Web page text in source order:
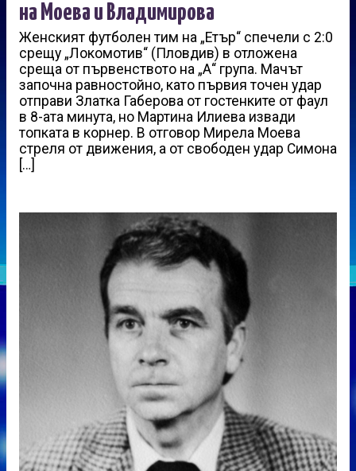
на Моева и Владимирова
Женският футболен тим на „Етър“ спечели с 2:0
срещу „Локомотив“ (Пловдив) в отложена
среща от първенството на „А“ група. Мачът
започна равностойно, като първия точен удар
отправи Златка Габерова от гостенките от фаул
в 8-ата минута, но Мартина Илиева извади
топката в корнер. В отговор Мирела Моева
стреля от движения, а от свободен удар Симона
[…]